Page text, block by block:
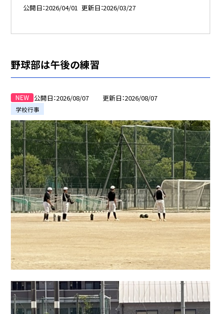
公開日 2026/04/01 更新日 2026/03/27
野球部は午後の練習
公開日 2026/08/07 更新日 2026/08/07
学校行事